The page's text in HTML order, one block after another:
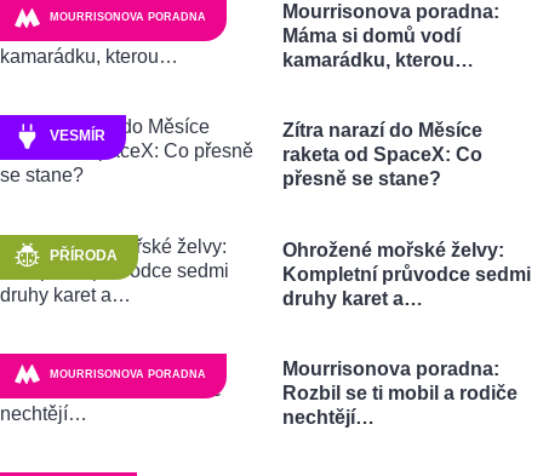
MOURRISONOVA PORADNA
Mourrisonova poradna:
Máma si domů vodí
kamarádku, kterou…
VESMÍR
Zítra narazí do Měsíce
raketa od SpaceX: Co
přesně se stane?
PŘÍRODA
Ohrožené mořské želvy:
Kompletní průvodce sedmi
druhy karet a…
MOURRISONOVA PORADNA
Mourrisonova poradna:
Rozbil se ti mobil a rodiče
nechtějí…